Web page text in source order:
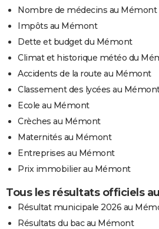
Nombre de médecins au Mémont
Impôts au Mémont
Dette et budget du Mémont
Climat et historique météo du
Accidents de la route au Mémont
Classement des lycées au
Ecole au Mémont
Crèches au Mémont
Maternités au Mémont
Entreprises au Mémont
Prix immobilier au Mémont
Tous les résultats officiels
Résultat municipale 2026 au
Résultats du bac au Mémont